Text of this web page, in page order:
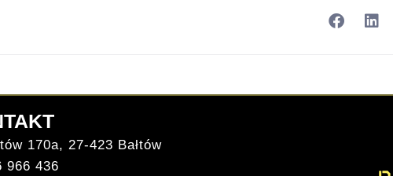
170a, 27-423 Bałtów
966 436